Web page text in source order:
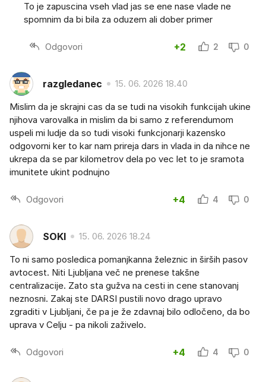
To je zapuscina vseh vlad jas se ene nase vlade ne
spomnim da bi bila za oduzem ali dober primer
Odgovori +2 2 0
razgledanec 15. 06. 2026 18.40
Mislim da je skrajni cas da se tudi na visokih funkcijah ukine
njihova varovalka in mislim da bi samo z referendumom
uspeli mi ludje da so tudi visoki funkcjonarji kazensko
odgovorni ker to kar nam prireja dars in vlada in da nihce ne
ukrepa da se par kilometrov dela po vec let to je sramota
imunitete ukint podnujno
Odgovori +4 4 0
SOKI 15. 06. 2026 18.24
To ni samo posledica pomanjkanna železnic in širših pasov
avtocest. Niti Ljubljana več ne prenese takšne
centralizacije. Zato sta gužva na cesti in cene stanovanj
neznosni. Zakaj ste DARSI pustili novo drago upravo
zgraditi v Ljubljani, če pa je že zdavnaj bilo odločeno, da bo
uprava v Celju - pa nikoli zaživelo.
Odgovori +4 4 0